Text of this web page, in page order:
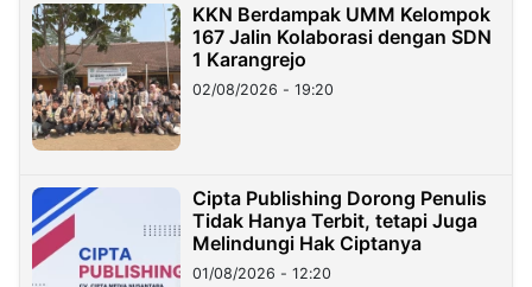
KKN Berdampak UMM Kelompok
167 Jalin Kolaborasi dengan SDN
1 Karangrejo
02/08/2026 - 19:20
Cipta Publishing Dorong Penulis
Tidak Hanya Terbit, tetapi Juga
Melindungi Hak Ciptanya
01/08/2026 - 12:20